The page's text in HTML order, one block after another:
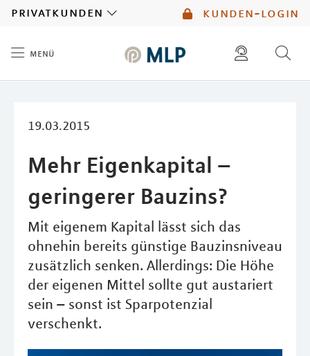
kunden-login
privatkunden
menü
19.03.2015
Mehr Eigenkapital –
geringerer Bauzins?
Mit eigenem Kapital lässt sich das
ohnehin bereits günstige Bauzinsniveau
zusätzlich senken. Allerdings: Die Höhe
der eigenen Mittel sollte gut austariert
sein – sonst ist Sparpotenzial
verschenkt.